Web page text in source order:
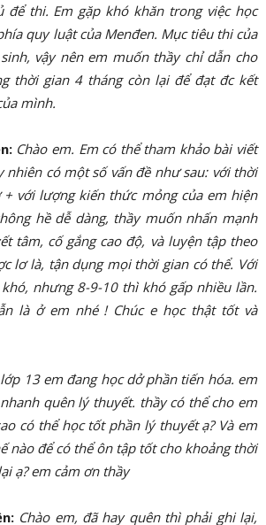
để thi. Em gặp khó khăn trong việc học
quy luật của Menđen. Mục tiêu thi của
vậy nên em muốn thầy chỉ dẫn cho
thời gian 4 tháng còn lại để đạt đc kết
mình.
Chào em. Em có thể tham khảo bài viết
nhiên có một số vấn đề như sau: với thời
với lượng kiến thức mỏng của em hiện
hề dễ dàng, thầy muốn nhấn mạnh
tâm, cố gắng cao độ, và luyện tập theo
lơ là, tận dụng mọi thời gian có thể. Với
nhưng 8-9-10 thì khó gấp nhiều lần.
là ở em nhé ! Chúc e học thật tốt và
13 em đang học dở phần tiến hóa. em
quên lý thuyết. thầy có thể cho em
có thể học tốt phần lý thuyết ạ? Và em
nào để có thể ôn tập tốt cho khoảng thời
ạ? em cảm ơn thầy
Chào em, đã hay quên thì phải ghi lại,